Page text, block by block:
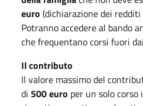
euro (dichiarazione dei
Potranno accedere al bando
che frequentano corsi fuori
Il contributo
Il valore massimo del
di 500 euro per un solo